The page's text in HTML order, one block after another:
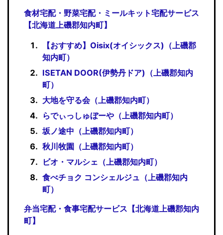
食材宅配・野菜宅配・ミールキット宅配サービス
【北海道上磯郡知内町】
【おすすめ】Oisix(オイシックス)（上磯郡
知内町）
ISETAN DOOR(伊勢丹ドア)（上磯郡知内
町）
大地を守る会（上磯郡知内町）
らでぃっしゅぼーや（上磯郡知内町）
坂ノ途中（上磯郡知内町）
秋川牧園（上磯郡知内町）
ビオ・マルシェ（上磯郡知内町）
食べチョク コンシェルジュ（上磯郡知内
町）
弁当宅配・食事宅配サービス【北海道上磯郡知内
町】